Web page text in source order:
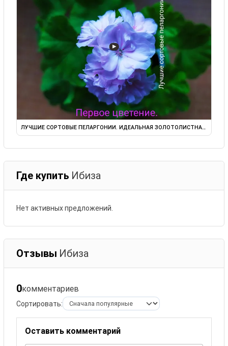
▶
ЛУЧШИЕ СОРТОВЫЕ ПЕЛАРГОНИИ. ИДЕАЛЬНАЯ ЗОЛОТОЛИСТНАЯ ...
Где купить Ибиза
Нет активных предложений.
Отзывы Ибиза
0комментариев
Сортировать:
Оставить комментарий